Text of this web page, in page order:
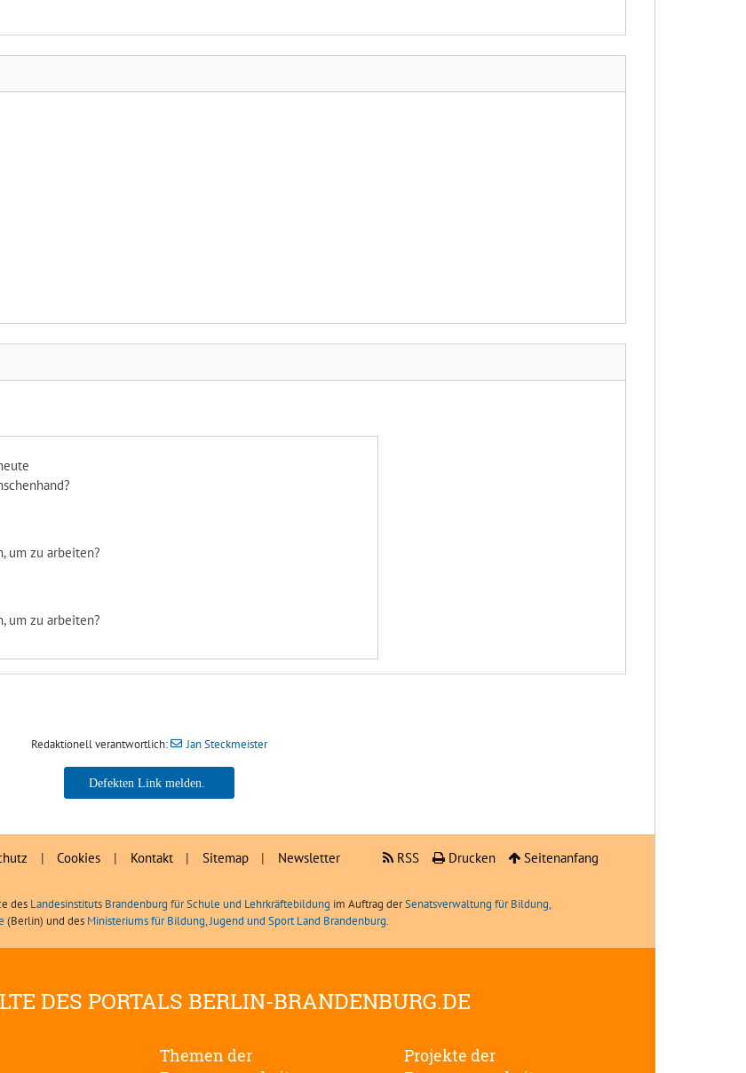
um zu arbeiten?
um zu arbeiten?
Redaktionell verantwortlich: Jan Steckmeister
Jan Steckmeister
| Cookies | Kontakt | Sitemap | Newsletter RSS Drucken Seitenanfang
des Landesinstituts Brandenburg für Schule und Lehrkräftebildung im Auftrag derSenatsverwaltung für Bildung,
(Berlin) und des Ministeriums für Bildung, Jugend und Sport Land Brandenburg.
DES PORTALS BERLIN-BRANDENBURG.DE
Themen der
Projekte der